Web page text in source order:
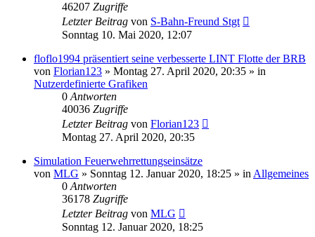
46207 Zugriffe
Letzter Beitrag von S-Bahn-Freund Stgt
Sonntag 10. Mai 2020, 12:07
floflo1994 präsentiert seine verbesserte LINT Flotte der BRB
von Florian123 » Montag 27. April 2020, 20:35 » in
Nutzerdefinierte Grafiken
0 Antworten
40036 Zugriffe
Letzter Beitrag von Florian123
Montag 27. April 2020, 20:35
Simulation Feuerwehrrettungseinsätze
von MLG » Sonntag 12. Januar 2020, 18:25 » in Allgemeines
0 Antworten
36178 Zugriffe
Letzter Beitrag von MLG
Sonntag 12. Januar 2020, 18:25